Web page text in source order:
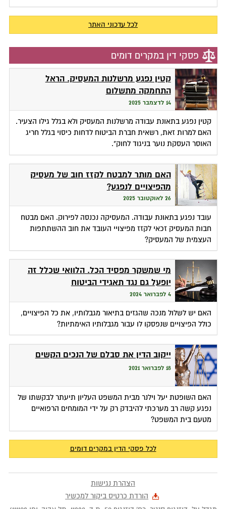
לכל עדכוני האתר
פסקי דין במקרים דומים
קטין נפגע מרשלנות המעסיק. הראל
התחמקה מתשלום
14 לדצמבר 2025
קטין נפגע בתאונת עבודה מרשלנות המעסיק ולא בגלל גילו הצעיר.
האם למרות זאת, רשאית חברת הביטוח לדחות כיסוי בגלל חריג
האוסר העסקת נוער בניגוד לחוק".
האם מותר למבטח לקזז חוב של מעסיק
מהפיצויים לנפגע?
26 לאוקטובר 2025
עובד נפגע בתאונת עבודה. המעסיקה נכנסה לפירוק. האם מבטח
חבות המעסיק זכאי לקזז מפיצויי העובד את חוב ההשתתפות
העצמית של המעסיק?
מי שמשקר מפסיד הכל. הלוואי שכלל זה
יופעל גם נגד תאגידי הביטוח
4 לפברואר 2024
האם יש לשלול מנכה שהגזים בתיאור מגבלותיו, את כל הפיצויים,
כולל הפיצויים שנפסקו לו עבור מגבלותיו האימתיות?
ייקוב הדין את סבלם של הנכים הקשים
18 לפברואר 2021
האם השופטת יעל וילנר מבית המשפט העליון תיעתר לבקשתו של
נפגע קשה רב מערכתי להיבדק רק על ידי המומחים הרפואיים
מטעם בית המשפט?
לכל פסקי הדין במקרים דומים
הצהרת נגישות
הורדת כרטיס ביקור למכשיר